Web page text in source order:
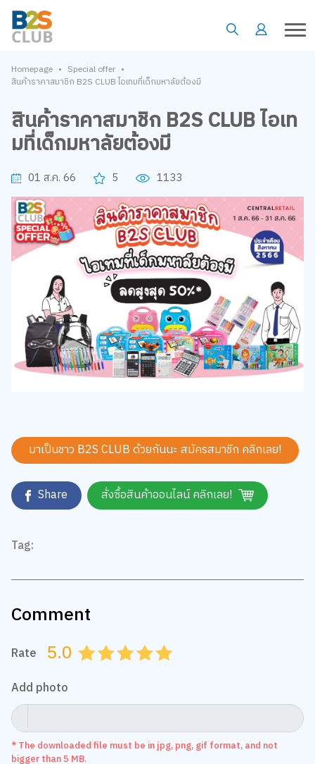
Homepage • Special offer •
สินค้าราคาสมาชิก B2S CLUB ไอเทมที่เด็กมหาลัยต้องมี
สินค้าราคาสมาชิก B2S CLUB ไอเท
มที่เด็กมหาลัยต้องมี
01 ส.ค. 66 5 1133
มาเป็นชาว B2S CLUB ด้วยกันนะ สมัครสมาชิก คลิกเลย!
Share สั่งซื้อสินค้าออนไลน์ คลิกเลย!
Tag:
Comment
Rate 5.0 4.5
4.0
3.5
3.0
2.5
2.0
1.5
1.0
0.5
Add photo
* The downloaded file must be in jpg, png, gif format, and not
bigger than 5 MB.